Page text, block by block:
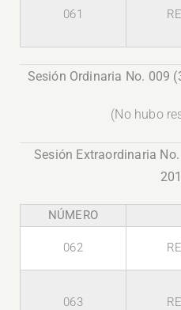
061
Sesión Ordinaria No. 009
(No hubo
Sesión Extraordinaria
NÚMERO
062
063